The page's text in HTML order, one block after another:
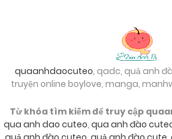
quaanhdaocuteo, qadc, quả anh
truyện online boylove, manga,
Từ khóa tìm kiếm để truy cập
qua anh dao cuteo, qua anh đào